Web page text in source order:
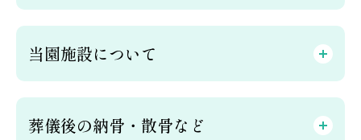
当園施設について
葬儀後の納骨・散骨など